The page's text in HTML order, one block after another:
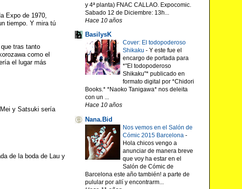
Expo de 1970,
tiempo. Y mira tú
tras tanto
como el
el lugar más
y Satsuki sería
de la boda de Lau y
y 4ª planta) FNAC CALLAO. Expocomic.
Sabado 12 de Diciembre: 13h...
Hace 10 años
BasilysK
Cover: El todopoderoso
Shikaku - Y este fue el
encargo de portada para
*"El todopoderoso
Shikaku"* publicado en
formato digital por *Chidori
Books.* *Naoko Tanigawa* nos deleita
con un ...
Hace 10 años
Nana.Bid
Nos vemos en el Salón de
Cómic 2015 Barcelona -
Hola chicos vengo a
anunciar de manera breve
que voy ha estar en el
Salón de Cómic de
Barcelona este año también! a parte de
pulular por allí y encontrarm...